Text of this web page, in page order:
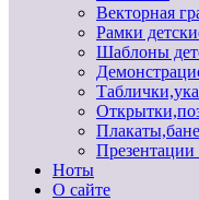
Векторная
Рамки
Шаблоны
Ноты
О сайте